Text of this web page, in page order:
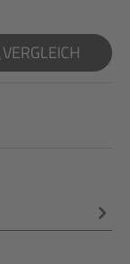
VERGLEICH